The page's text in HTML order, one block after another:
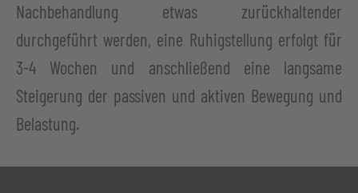
Nachbehandlung etwas zurückhaltender
durchgeführt werden, eine Ruhigstellung erfolgt für
3-4 Wochen und anschließend eine langsame
Steigerung der passiven und aktiven Bewegung und
Belastung.